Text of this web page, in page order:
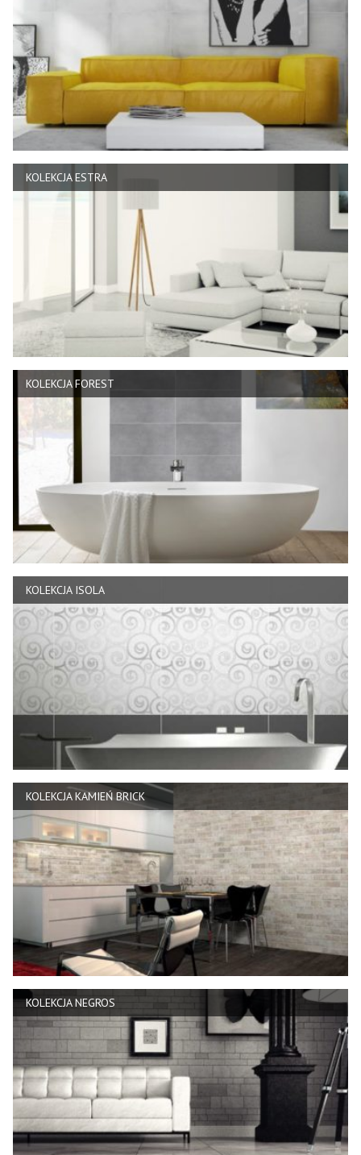
KOLEKCJA ESTRA
KOLEKCJA FOREST
KOLEKCJA ISOLA
KOLEKCJA KAMIEŃ BRICK
KOLEKCJA NEGROS